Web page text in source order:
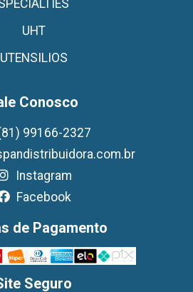
UHT
UTENSILIOS
Conosco
99166-2327
Instagram
Facebook
de Pagamento
Seguro